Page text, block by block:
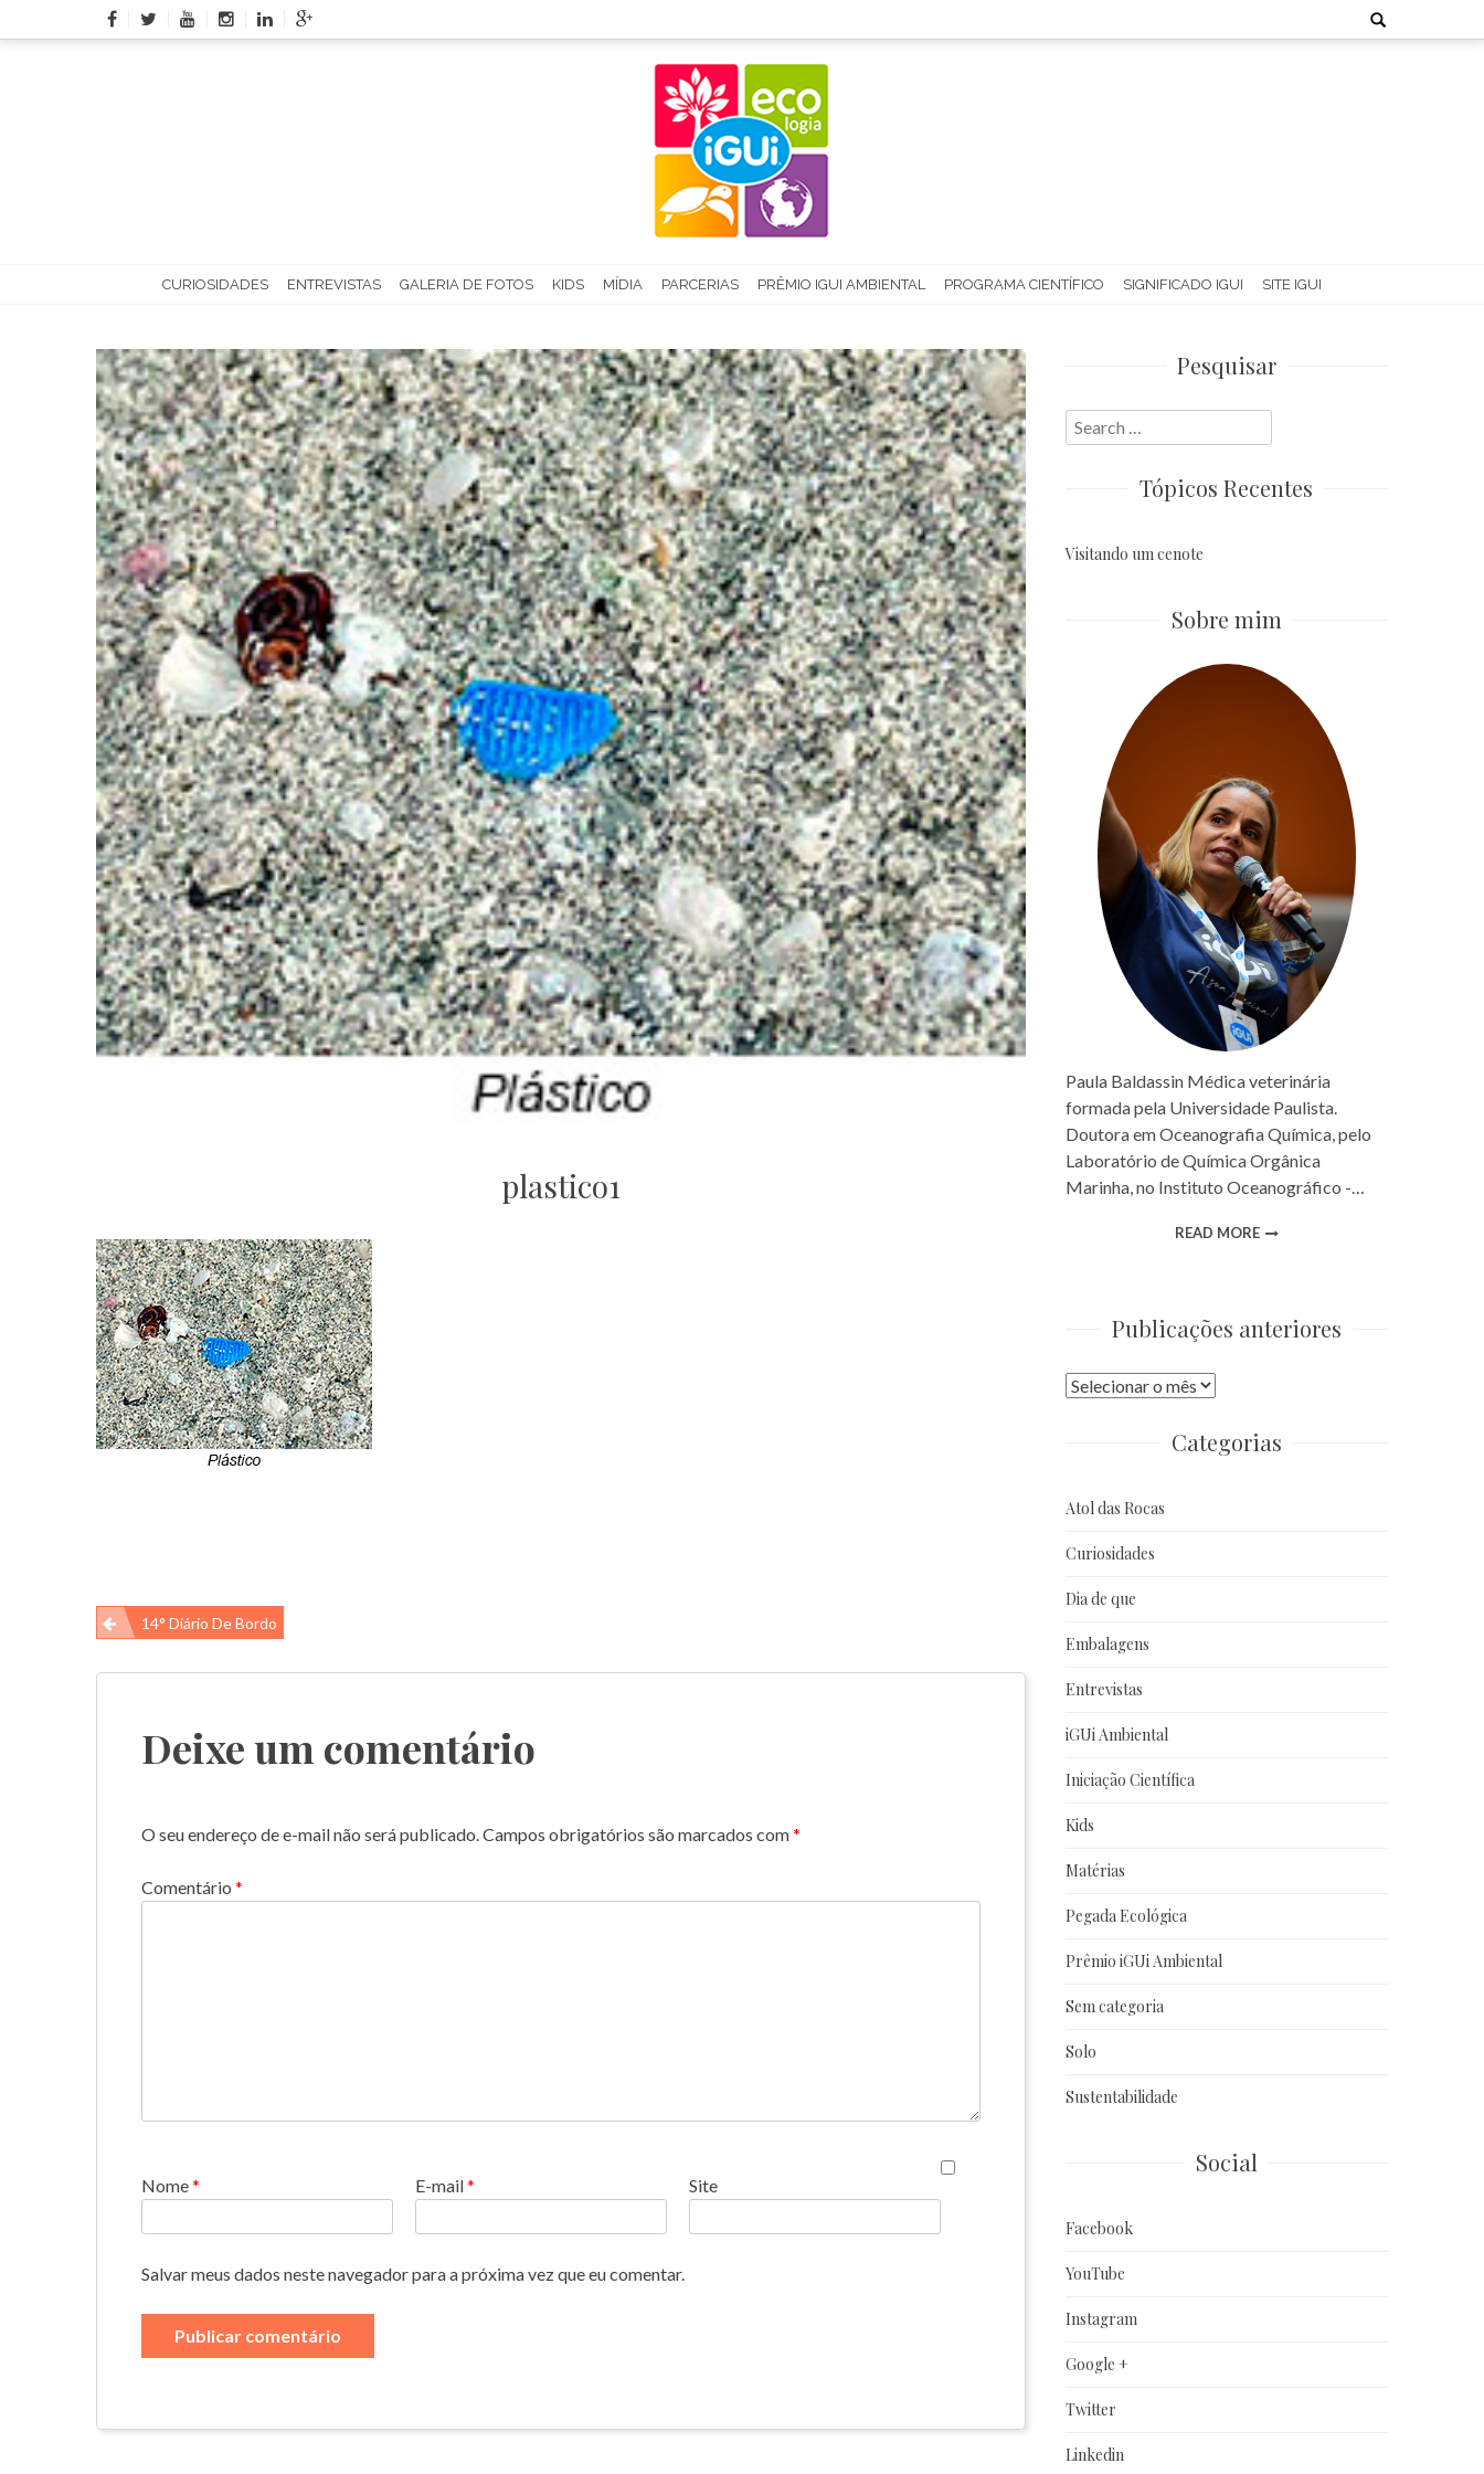
to
Search
for:
CURIOSIDADES ENTREVISTAS GALERIA DE FOTOS KIDS MÍDIA PARCERIAS PRÊMIO IGUI AMBIENTAL PROGRAMA CIENTÍFICO SIGNIFICADO IGUI SITE IGUI
plastico1
Navegação
de
14° Diário De Bordo
Deixe um comentário
O seu endereço de e-mail não será publicado.Campos obrigatórios são marcados com*
Comentário *
Nome* E-mail* Site
Salvar meus dados neste navegador para a próxima vez que eu comentar.
Pesquisar
Search
for:
Tópicos Recentes
Visitando um cenote
Sobre mim
Paula Baldassin Médica veterinária
formada pela Universidade Paulista.
Doutora em Oceanografia Química, pelo
Laboratório de Química Orgânica
Marinha, no Instituto Oceanográfico -…
READ MORE
Publicações anteriores
Publicações
Categorias
Atol das Rocas
Curiosidades
Dia de que
Embalagens
Entrevistas
iGUi Ambiental
Iniciação Científica
Kids
Matérias
Pegada Ecológica
Prêmio iGUi Ambiental
Sem categoria
Solo
Sustentabilidade
Social
Facebook
YouTube
Instagram
Google +
Twitter
Linkedin